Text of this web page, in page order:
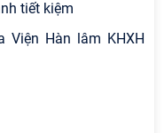
tiết kiệm
Viện Hàn lâm KHXH